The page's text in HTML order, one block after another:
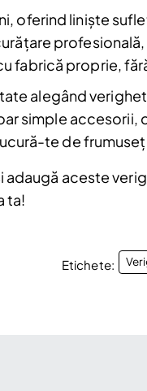
oferind liniște
fabrică proprie,
alegând
simple accesorii,
te de
adaugă aceste
ta!
Etichete: